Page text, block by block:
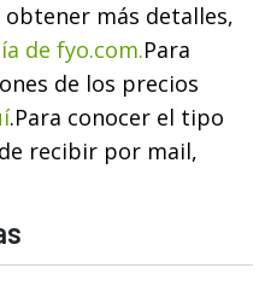
obtener más detalles,
de fyo.com.Para
de los precios
.Para conocer el tipo
recibir por mail,